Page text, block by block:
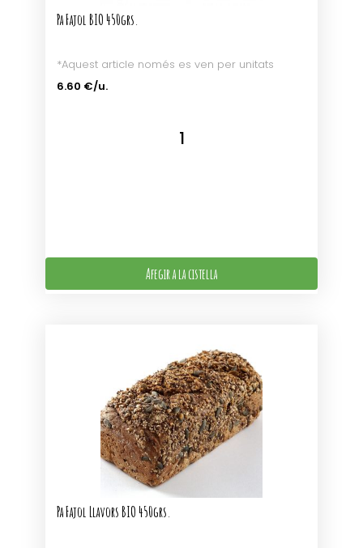
Pa Fajol BIO 450grs.
*Aquest article només es ven per unitats
6.60 €/u.
Afegir a la cistella
Pa Fajol Llavors BIO 450grs.